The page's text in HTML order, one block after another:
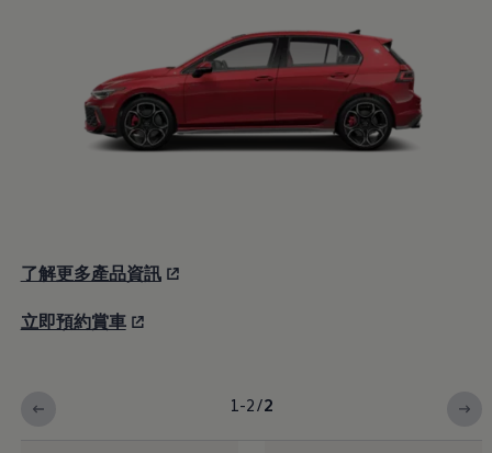
了解更多產品資訊
立即預約賞車
1-2/2